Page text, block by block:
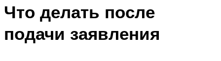
Что делать после
подачи заявления